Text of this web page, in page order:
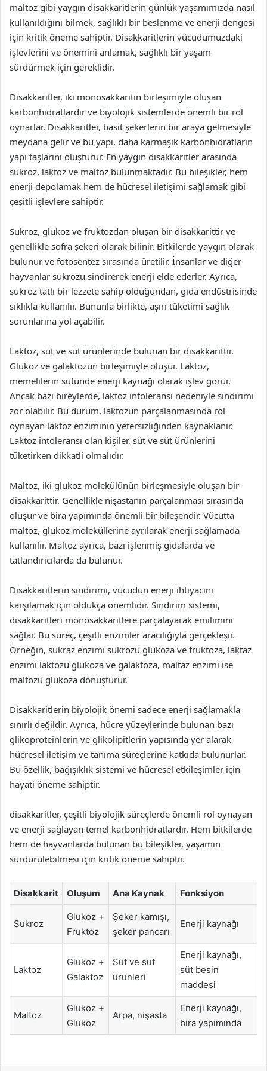
maltoz gibi yaygın disakkaritlerin günlük yaşamımızda nasıl
kullanıldığını bilmek, sağlıklı bir beslenme ve enerji dengesi
için kritik öneme sahiptir. Disakkaritlerin vücudumuzdaki
işlevlerini ve önemini anlamak, sağlıklı bir yaşam
sürdürmek için gereklidir.
Disakkaritler, iki monosakkaritin birleşimiyle oluşan
karbonhidratlardır ve biyolojik sistemlerde önemli bir rol
oynarlar. Disakkaritler, basit şekerlerin bir araya gelmesiyle
meydana gelir ve bu yapı, daha karmaşık karbonhidratların
yapı taşlarını oluşturur. En yaygın disakkaritler arasında
sukroz, laktoz ve maltoz bulunmaktadır. Bu bileşikler, hem
enerji depolamak hem de hücresel iletişimi sağlamak gibi
çeşitli işlevlere sahiptir.
Sukroz, glukoz ve fruktozdan oluşan bir disakkarittir ve
genellikle sofra şekeri olarak bilinir. Bitkilerde yaygın olarak
bulunur ve fotosentez sırasında üretilir. İnsanlar ve diğer
hayvanlar sukrozu sindirerek enerji elde ederler. Ayrıca,
sukroz tatlı bir lezzete sahip olduğundan, gıda endüstrisinde
sıklıkla kullanılır. Bununla birlikte, aşırı tüketimi sağlık
sorunlarına yol açabilir.
Laktoz, süt ve süt ürünlerinde bulunan bir disakkarittir.
Glukoz ve galaktozun birleşimiyle oluşur. Laktoz,
memelilerin sütünde enerji kaynağı olarak işlev görür.
Ancak bazı bireylerde, laktoz intoleransı nedeniyle sindirimi
zor olabilir. Bu durum, laktozun parçalanmasında rol
oynayan laktoz enziminin yetersizliğinden kaynaklanır.
Laktoz intoleransı olan kişiler, süt ve süt ürünlerini
tüketirken dikkatli olmalıdır.
Maltoz, iki glukoz molekülünün birleşmesiyle oluşan bir
disakkarittir. Genellikle nişastanın parçalanması sırasında
oluşur ve bira yapımında önemli bir bileşendir. Vücutta
maltoz, glukoz moleküllerine ayrılarak enerji sağlamada
kullanılır. Maltoz ayrıca, bazı işlenmiş gıdalarda ve
tatlandırıcılarda da bulunur.
Disakkaritlerin sindirimi, vücudun enerji ihtiyacını
karşılamak için oldukça önemlidir. Sindirim sistemi,
disakkaritleri monosakkaritlere parçalayarak emilimini
sağlar. Bu süreç, çeşitli enzimler aracılığıyla gerçekleşir.
Örneğin, sukraz enzimi sukrozu glukoza ve fruktoza, laktaz
enzimi laktozu glukoza ve galaktoza, maltaz enzimi ise
maltozu glukoza dönüştürür.
Disakkaritlerin biyolojik önemi sadece enerji sağlamakla
sınırlı değildir. Ayrıca, hücre yüzeylerinde bulunan bazı
glikoproteinlerin ve glikolipitlerin yapısında yer alarak
hücresel iletişim ve tanıma süreçlerine katkıda bulunurlar.
Bu özellik, bağışıklık sistemi ve hücresel etkileşimler için
hayati öneme sahiptir.
disakkaritler, çeşitli biyolojik süreçlerde önemli rol oynayan
ve enerji sağlayan temel karbonhidratlardır. Hem bitkilerde
hem de hayvanlarda bulunan bu bileşikler, yaşamın
sürdürülebilmesi için kritik öneme sahiptir.
Disakkarit Oluşum Ana Kaynak Fonksiyon
Sukroz
Glukoz +
Fruktoz
Şeker kamışı,
şeker pancarı
Enerji kaynağı
Laktoz
Glukoz +
Galaktoz
Süt ve süt
ürünleri
Enerji kaynağı,
süt besin
maddesi
Maltoz
Glukoz +
Glukoz
Arpa, nişasta
Enerji kaynağı,
bira yapımında